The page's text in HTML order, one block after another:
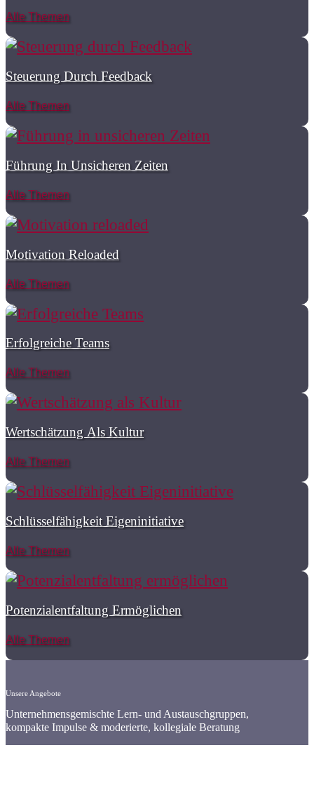
Alle Themen
Steuerung Durch Feedback
Alle Themen
Führung In Unsicheren Zeiten
Alle Themen
Motivation Reloaded
Alle Themen
Erfolgreiche Teams
Alle Themen
Wertschätzung Als Kultur
Alle Themen
Schlüsselfähigkeit Eigeninitiative
Alle Themen
Potenzialentfaltung Ermöglichen
Alle Themen
Unsere Angebote
Unternehmensgemischte Lern- und Austauschgruppen,
kompakte Impulse & moderierte, kollegiale Beratung